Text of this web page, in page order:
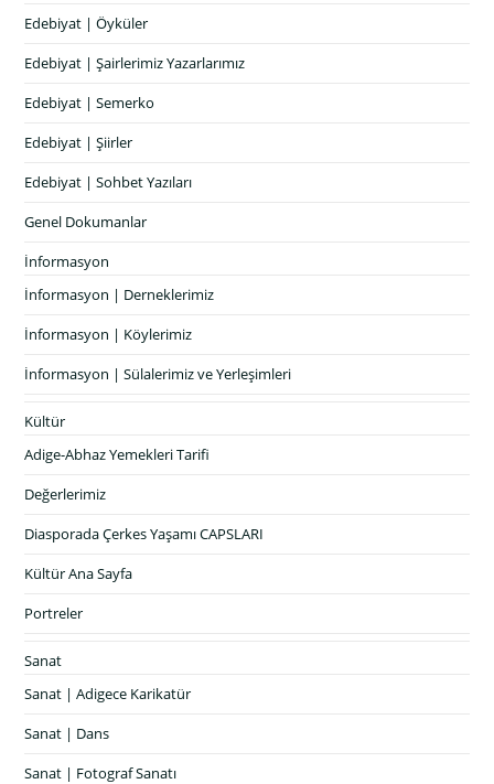
Edebiyat | Öyküler
Edebiyat | Şairlerimiz Yazarlarımız
Edebiyat | Semerko
Edebiyat | Şiirler
Edebiyat | Sohbet Yazıları
Genel Dokumanlar
İnformasyon
İnformasyon | Derneklerimiz
İnformasyon | Köylerimiz
İnformasyon | Sülalerimiz ve Yerleşimleri
Kültür
Adige-Abhaz Yemekleri Tarifi
Değerlerimiz
Diasporada Çerkes Yaşamı CAPSLARI
Kültür Ana Sayfa
Portreler
Sanat
Sanat | Adigece Karikatür
Sanat | Dans
Sanat | Fotograf Sanatı